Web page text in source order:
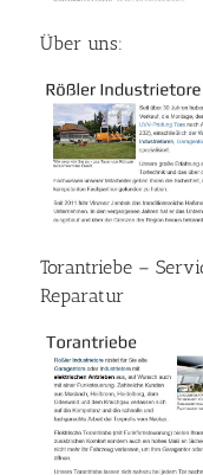
Über uns:
Torantriebe –
Reparatur